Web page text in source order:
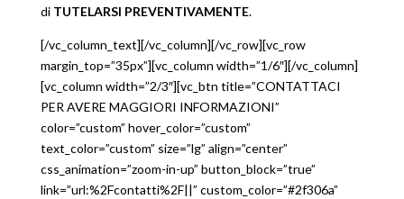
di TUTELARSI PREVENTIVAMENTE.
[/vc_column_text][/vc_column][/vc_row][vc_row
margin_top=”35px”][vc_column width=”1/6″][/vc_column]
[vc_column width=”2/3″][vc_btn title=”CONTATTACI
PER AVERE MAGGIORI INFORMAZIONI”
color=”custom” hover_color=”custom”
text_color=”custom” size=”lg” align=”center”
css_animation=”zoom-in-up” button_block=”true”
link=”url:%2Fcontatti%2F||” custom_color=”#2f306a”